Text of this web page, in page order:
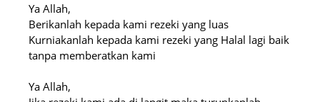
Ya Allah,
Berikanlah kepada kami rezeki yang luas
Kurniakanlah kepada kami rezeki yang Halal lagi baik
tanpa memberatkan kami
Ya Allah,